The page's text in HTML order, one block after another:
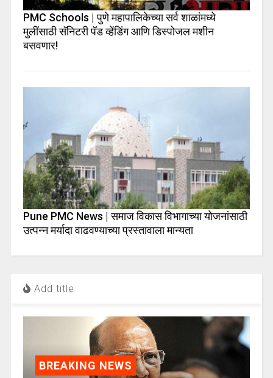
PMC Schools | पुणे महापालिकेच्या सर्व शाळांमध्ये
मुलींसाठी सॅनिटरी पॅड व्हेंडिंग आणि डिस्पोजल मशीन
बसवणार!
Pune PMC News | समाज विकास विभागाच्या योजनांसाठी
उत्पन्न मर्यादा वाढवण्याच्या प्रस्तावाला मान्यता
Add title
BREAKING NEWS